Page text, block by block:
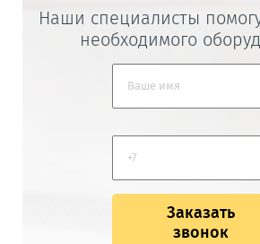
Наши специалисты
необходимого
Заказать
звонок